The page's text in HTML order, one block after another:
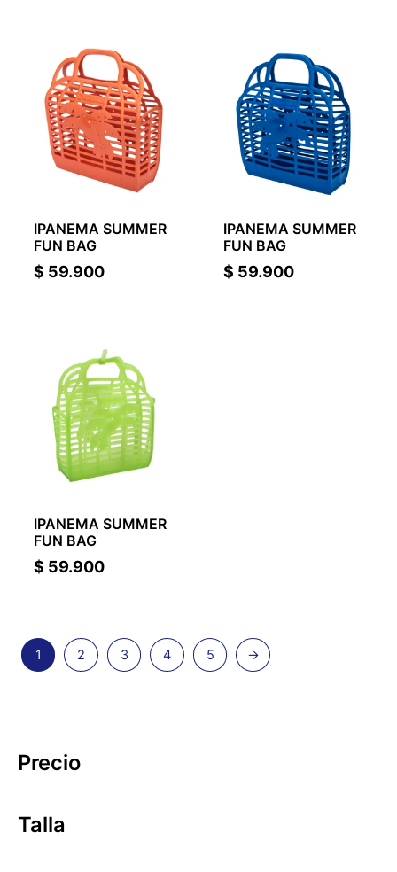
Precio
Talla
IPANEMA SUMMER
FUN BAG
$ 59.900
IPANEMA SUMMER
FUN BAG
$ 59.900
IPANEMA SUMMER
FUN BAG
$ 59.900
1 2 3 4 5 →